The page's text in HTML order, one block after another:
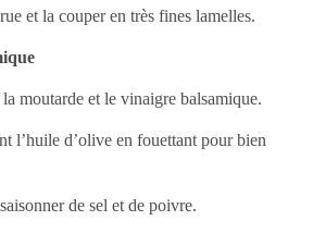
et la couper en très fines lamelles.
moutarde et le vinaigre balsamique.
l’huile d’olive en fouettant pour bien
de sel et de poivre.